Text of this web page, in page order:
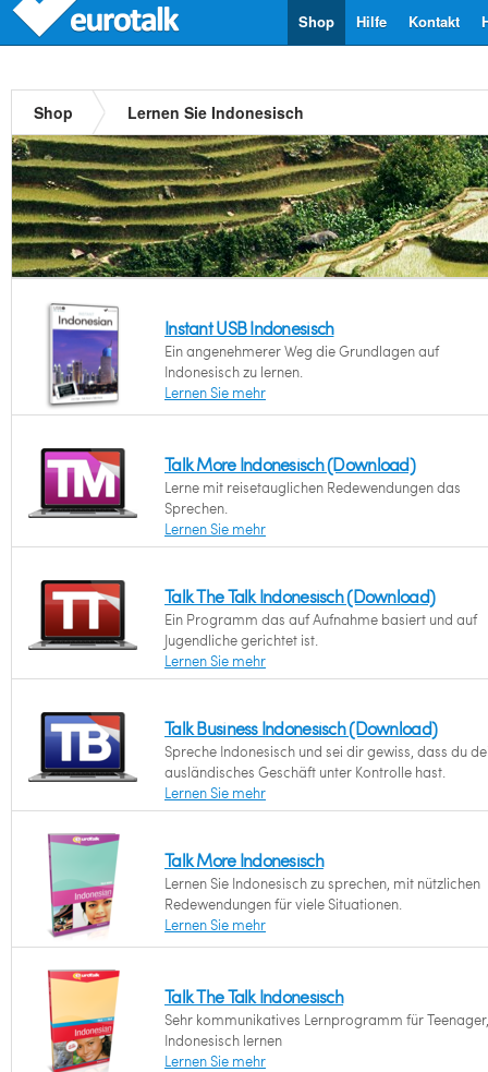
Kontakt
Hilfe
Shop
Shop Lernen Sie Indonesisch
Instant USB Indonesisch
Ein angenehmerer Weg die Grundlagen auf
Indonesisch zu lernen.
Lernen Sie mehr
Talk More Indonesisch (Download)
Lerne mit reisetauglichen Redewendungen das
Sprechen.
Lernen Sie mehr
Talk The Talk Indonesisch (Download)
Ein Programm das auf Aufnahme basiert und auf
Jugendliche gerichtet ist.
Lernen Sie mehr
Talk Business Indonesisch (Download)
Spreche Indonesisch und sei dir gewiss, dass du
ausländisches Geschäft unter Kontrolle hast.
Lernen Sie mehr
Talk More Indonesisch
Lernen Sie Indonesisch zu sprechen, mit nützlichen
Redewendungen für viele Situationen.
Lernen Sie mehr
Talk The Talk Indonesisch
Sehr kommunikatives Lernprogramm für
Indonesisch lernen
Lernen Sie mehr